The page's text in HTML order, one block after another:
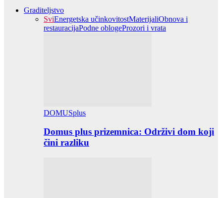
Graditeljstvo
SviEnergetska učinkovitostMaterijaliObnova i
restauracijaPodne oblogeProzori i vrata
DOMUSplus
Domus plus prizemnica: Održivi dom koji
čini razliku